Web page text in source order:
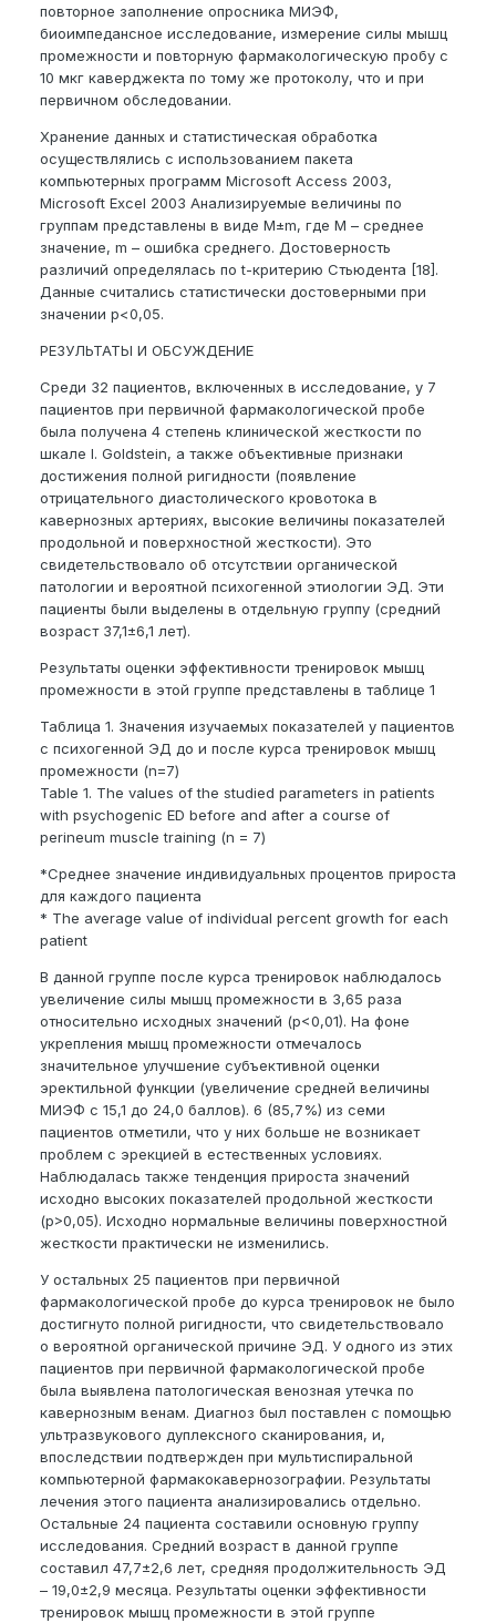
повторное заполнение опросника МИЭФ,
биоимпедансное исследование, измерение силы мышц
промежности и повторную фармакологическую пробу с
10 мкг каверджекта по тому же протоколу, что и при
первичном обследовании.
Хранение данных и статистическая обработка
осуществлялись с использованием пакета
компьютерных программ Microsoft Access 2003,
Microsoft Excel 2003 Анализируемые величины по
группам представлены в виде M±m, где M – среднее
значение, m – ошибка среднего. Достоверность
различий определялась по t-критерию Стьюдента [18].
Данные считались статистически достоверными при
значении p<0,05.
РЕЗУЛЬТАТЫ И ОБСУЖДЕНИЕ
Среди 32 пациентов, включенных в исследование, у 7
пациентов при первичной фармакологической пробе
была получена 4 степень клинической жесткости по
шкале I. Goldstein, а также объективные признаки
достижения полной ригидности (появление
отрицательного диастолического кровотока в
кавернозных артериях, высокие величины показателей
продольной и поверхностной жесткости). Это
свидетельствовало об отсутствии органической
патологии и вероятной психогенной этиологии ЭД. Эти
пациенты были выделены в отдельную группу (средний
возраст 37,1±6,1 лет).
Результаты оценки эффективности тренировок мышц
промежности в этой группе представлены в таблице 1
Таблица 1. Значения изучаемых показателей у пациентов
с психогенной ЭД до и после курса тренировок мышц
промежности (n=7)
Table 1. The values of the studied parameters in patients
with psychogenic ED before and after a course of
perineum muscle training (n = 7)
*Среднее значение индивидуальных процентов прироста
для каждого пациента
* The average value of individual percent growth for each
patient
В данной группе после курса тренировок наблюдалось
увеличение силы мышц промежности в 3,65 раза
относительно исходных значений (р<0,01). На фоне
укрепления мышц промежности отмечалось
значительное улучшение субъективной оценки
эректильной функции (увеличение средней величины
МИЭФ с 15,1 до 24,0 баллов). 6 (85,7%) из семи
пациентов отметили, что у них больше не возникает
проблем с эрекцией в естественных условиях.
Наблюдалась также тенденция прироста значений
исходно высоких показателей продольной жесткости
(р>0,05). Исходно нормальные величины поверхностной
жесткости практически не изменились.
У остальных 25 пациентов при первичной
фармакологической пробе до курса тренировок не было
достигнуто полной ригидности, что свидетельствовало
о вероятной органической причине ЭД. У одного из этих
пациентов при первичной фармакологической пробе
была выявлена патологическая венозная утечка по
кавернозным венам. Диагноз был поставлен с помощью
ультразвукового дуплексного сканирования, и,
впоследствии подтвержден при мультиспиральной
компьютерной фармакокавернозографии. Результаты
лечения этого пациента анализировались отдельно.
Остальные 24 пациента составили основную группу
исследования. Средний возраст в данной группе
составил 47,7±2,6 лет, средняя продолжительность ЭД
– 19,0±2,9 месяца. Результаты оценки эффективности
тренировок мышц промежности в этой группе